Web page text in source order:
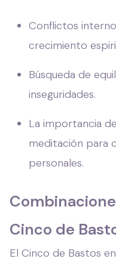
Conflictos
crecimiento
Búsqueda de
inseguridades.
La importancia
meditación para
personales.
Cinco de
El Cinco de Bastos